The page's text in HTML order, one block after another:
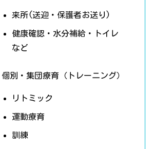
来所(送迎・保護者お送り)
健康確認・水分補給・トイレ
など
個別・集団療育（トレーニング）
リトミック
運動療育
訓練